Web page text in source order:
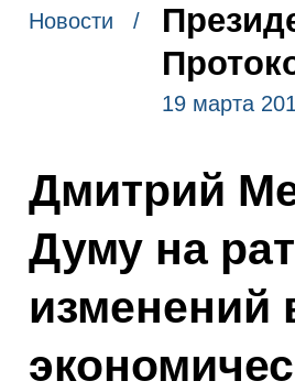
Новости /
19 марта
Дмитрий
Думу на
изменений